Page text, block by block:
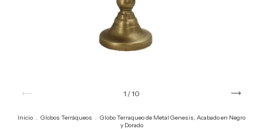
1 /10
Inicio . Globos Terráqueos . Globo Terraqueo de Metal Genesis, Acabado en Negro
y Dorado